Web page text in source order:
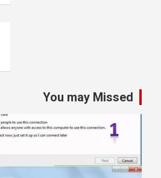
You may Missed